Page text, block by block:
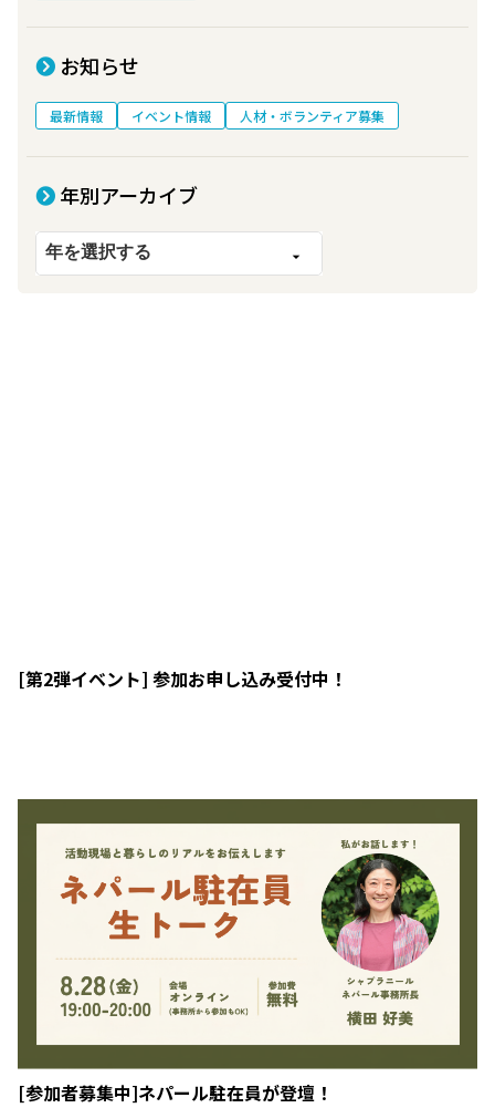
お知らせ
最新情報 イベント情報 人材・ボランティア募集
年別アーカイブ
[第2弾イベント] 参加お申し込み受付中！
[参加者募集中]ネパール駐在員が登壇！